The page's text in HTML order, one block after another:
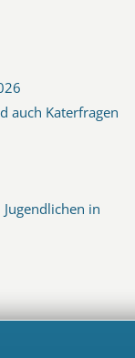
auch Katerfragen
in